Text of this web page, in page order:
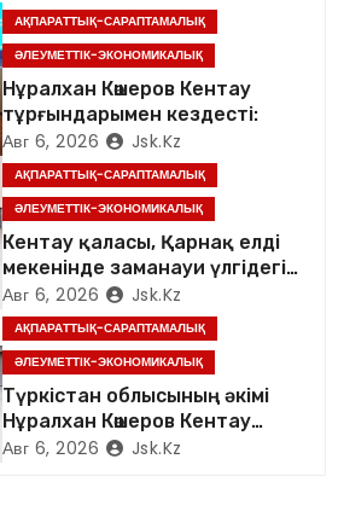
АҚПАРАТТЫҚ-САРАПТАМАЛЫҚ
ӘЛЕУМЕТТІК-ЭКОНОМИКАЛЫҚ
Нұралхан Көшеров Кентау
тұрғындарымен кездесті:
Авг 6, 2026 Jsk.kz
АҚПАРАТТЫҚ-САРАПТАМАЛЫҚ
ӘЛЕУМЕТТІК-ЭКОНОМИКАЛЫҚ
Кентау қаласы, Қарнақ елді
мекенінде заманауи үлгідегі
«Достық үйі» ашылды
Авг 6, 2026 Jsk.kz
АҚПАРАТТЫҚ-САРАПТАМАЛЫҚ
ӘЛЕУМЕТТІК-ЭКОНОМИКАЛЫҚ
Түркістан облысының әкімі
Нұралхан Көшеров Кентау
қаласындағы «TURAN
Авг 6, 2026 Jsk.kz